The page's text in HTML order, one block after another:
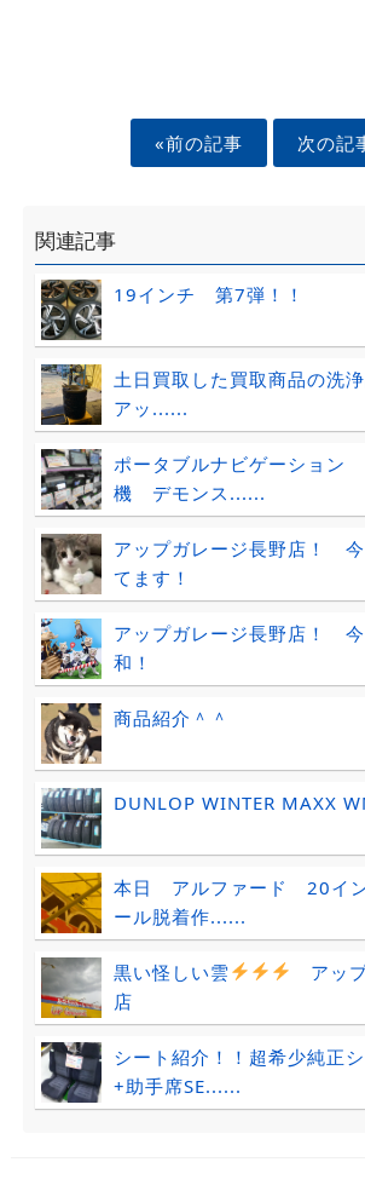
«前の記事 次の記
関連記事
19インチ 第7弾！！
土日買取した買取商品の洗
アッ......
ポータブルナビゲーション
機 デモンス......
アップガレージ長野店！
てます！
アップガレージ長野店！ 今
和！
商品紹介＾＾
DUNLOP WINTER MAXX
本日 アルファード 20イン
ール脱着作......
黒い怪しい雲
アッ
店
シート紹介！！超希少純正
+助手席SE......